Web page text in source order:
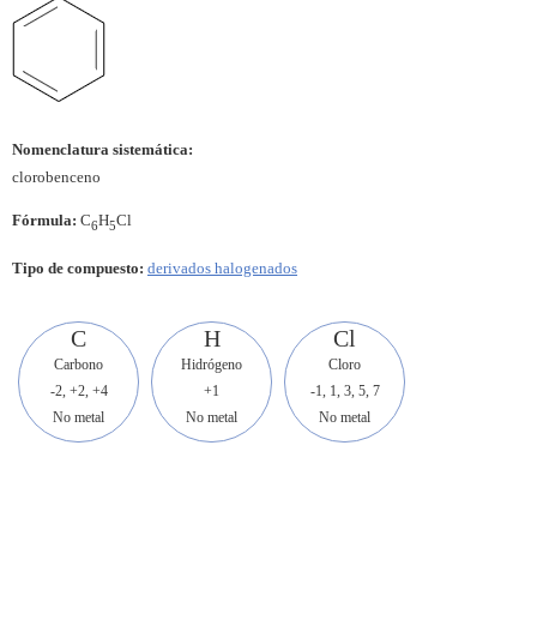
Nomenclatura sistemática:
clorobenceno
Fórmula: C6H5Cl
Tipo de compuesto: derivados halogenados
C
Carbono
-2, +2, +4
No metal
H
Hidrógeno
+1
No metal
Cl
Cloro
-1, 1, 3, 5, 7
No metal